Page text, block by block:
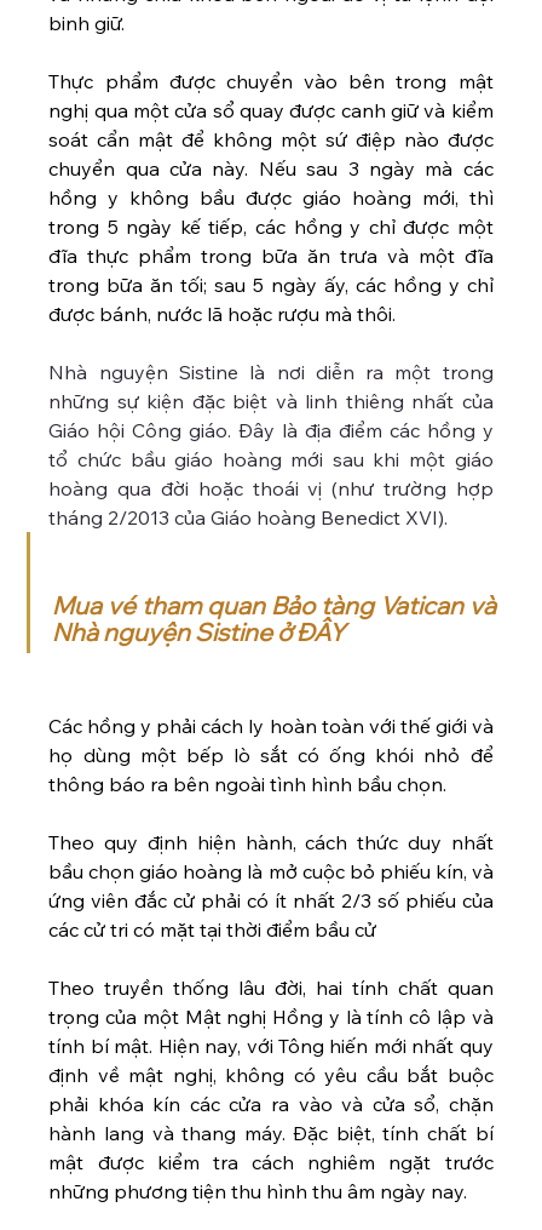
binh giữ.
Thực phẩm được chuyển vào bên trong mật
nghị qua một cửa sổ quay được canh giữ và kiểm
soát cẩn mật để không một sứ điệp nào được
chuyển qua cửa này. Nếu sau 3 ngày mà các
hồng y không bầu được giáo hoàng mới, thì
trong 5 ngày kế tiếp, các hồng y chỉ được một
đĩa thực phẩm trong bữa ăn trưa và một đĩa
trong bữa ăn tối; sau 5 ngày ấy, các hồng y chỉ
được bánh, nước lã hoặc rượu mà thôi.
Nhà nguyện Sistine là nơi diễn ra một trong
những sự kiện đặc biệt và linh thiêng nhất của
Giáo hội Công giáo. Đây là địa điểm các hồng y
tổ chức bầu giáo hoàng mới sau khi một giáo
hoàng qua đời hoặc thoái vị (như trường hợp
tháng 2/2013 của Giáo hoàng Benedict XVI).
Mua vé tham quan Bảo tàng Vatican và
Nhà nguyện Sistine ở ĐÂY
Các hồng y phải cách ly hoàn toàn với thế giới và
họ dùng một bếp lò sắt có ống khói nhỏ để
thông báo ra bên ngoài tình hình bầu chọn.
Theo quy định hiện hành, cách thức duy nhất
bầu chọn giáo hoàng là mở cuộc bỏ phiếu kín, và
ứng viên đắc cử phải có ít nhất 2/3 số phiếu của
các cử tri có mặt tại thời điểm bầu cử
Theo truyền thống lâu đời, hai tính chất quan
trọng của một Mật nghị Hồng y là tính cô lập và
tính bí mật. Hiện nay, với Tông hiến mới nhất quy
định về mật nghị, không có yêu cầu bắt buộc
phải khóa kín các cửa ra vào và cửa sổ, chặn
hành lang và thang máy. Đặc biệt, tính chất bí
mật được kiểm tra cách nghiêm ngặt trước
những phương tiện thu hình thu âm ngày nay.